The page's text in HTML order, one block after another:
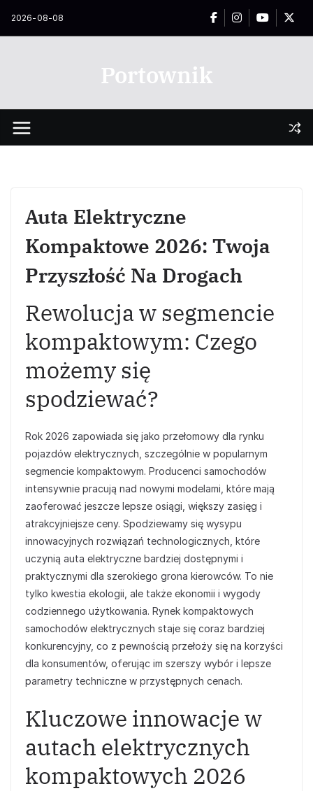
2026-08-08
Portownik
Auta Elektryczne
Kompaktowe 2026: Twoja
Przyszłość Na Drogach
Rewolucja w segmencie
kompaktowym: Czego
możemy się
spodziewać?
Rok 2026 zapowiada się jako przełomowy dla rynku
pojazdów elektrycznych, szczególnie w popularnym
segmencie kompaktowym. Producenci samochodów
intensywnie pracują nad nowymi modelami, które mają
zaoferować jeszcze lepsze osiągi, większy zasięg i
atrakcyjniejsze ceny. Spodziewamy się wysypu
innowacyjnych rozwiązań technologicznych, które
uczynią auta elektryczne bardziej dostępnymi i
praktycznymi dla szerokiego grona kierowców. To nie
tylko kwestia ekologii, ale także ekonomii i wygody
codziennego użytkowania. Rynek kompaktowych
samochodów elektrycznych staje się coraz bardziej
konkurencyjny, co z pewnością przełoży się na korzyści
dla konsumentów, oferując im szerszy wybór i lepsze
parametry techniczne w przystępnych cenach.
Kluczowe innowacje w
autach elektrycznych
kompaktowych 2026